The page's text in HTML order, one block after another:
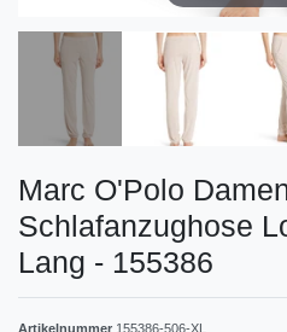
Marc O'Polo
Schlafanzughose
Lang - 155386
Artikelnummer 155386-506-XL